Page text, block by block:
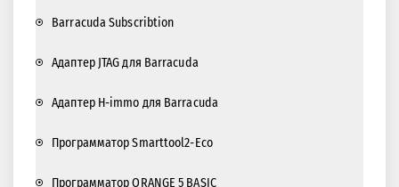
Barracuda Subscribtion
Адаптер JTAG для Barracuda
Адаптер H-immo для Barracuda
Программатор Smarttool2-Eco
Программатор ORANGE 5 BASIC